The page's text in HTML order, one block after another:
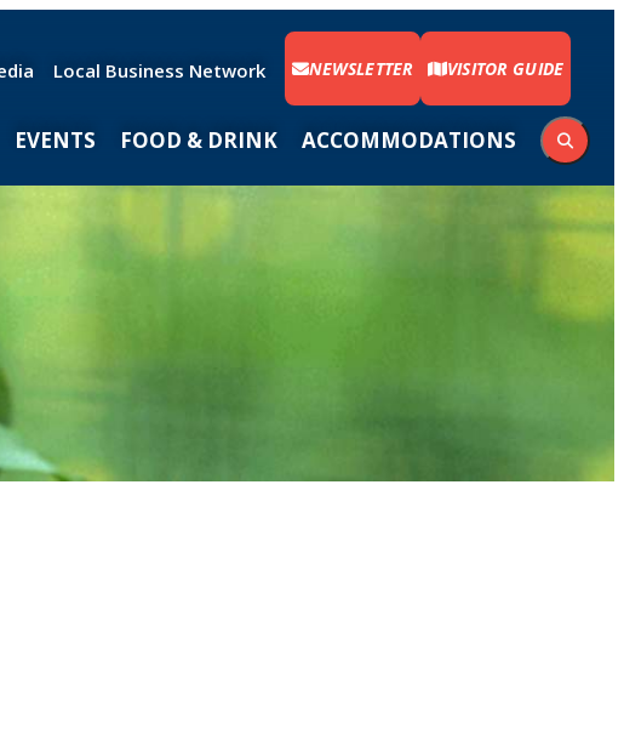
Local Business Network NEWSLETTER VISITOR GUIDE
EVENTS FOOD & DRINK ACCOMMODATIONS